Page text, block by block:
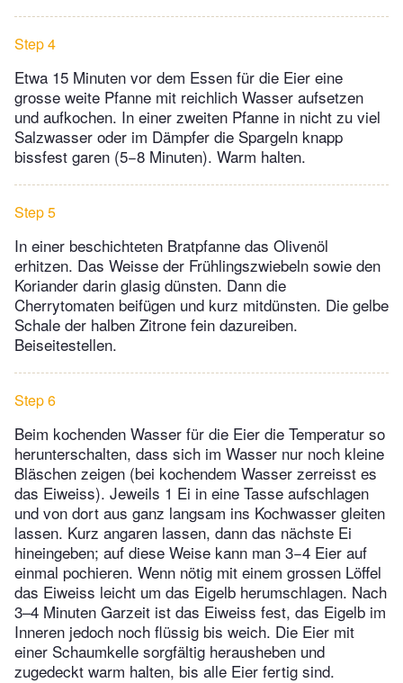
Step 4
Etwa 15 Minuten vor dem Essen für die Eier eine
grosse weite Pfanne mit reichlich Wasser aufsetzen
und aufkochen. In einer zweiten Pfanne in nicht zu viel
Salzwasser oder im Dämpfer die Spargeln knapp
bissfest garen (5−8 Minuten). Warm halten.
Step 5
In einer beschichteten Bratpfanne das Olivenöl
erhitzen. Das Weisse der Frühlingszwiebeln sowie den
Koriander darin glasig dünsten. Dann die
Cherrytomaten beifügen und kurz mitdünsten. Die gelbe
Schale der halben Zitrone fein dazureiben.
Beiseitestellen.
Step 6
Beim kochenden Wasser für die Eier die Temperatur so
herunterschalten, dass sich im Wasser nur noch kleine
Bläschen zeigen (bei kochendem Wasser zerreisst es
das Eiweiss). Jeweils 1 Ei in eine Tasse aufschlagen
und von dort aus ganz langsam ins Kochwasser gleiten
lassen. Kurz angaren lassen, dann das nächste Ei
hineingeben; auf diese Weise kann man 3−4 Eier auf
einmal pochieren. Wenn nötig mit einem grossen Löffel
das Eiweiss leicht um das Eigelb herumschlagen. Nach
3–4 Minuten Garzeit ist das Eiweiss fest, das Eigelb im
Inneren jedoch noch flüssig bis weich. Die Eier mit
einer Schaumkelle sorgfältig herausheben und
zugedeckt warm halten, bis alle Eier fertig sind.